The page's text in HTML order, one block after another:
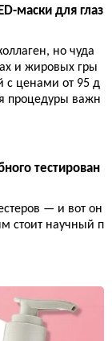
маски для глаз
но чуда
и жировых гры
с ценами от 95 д
процедуры важн
тестирован
— и вот он
стоит научный п